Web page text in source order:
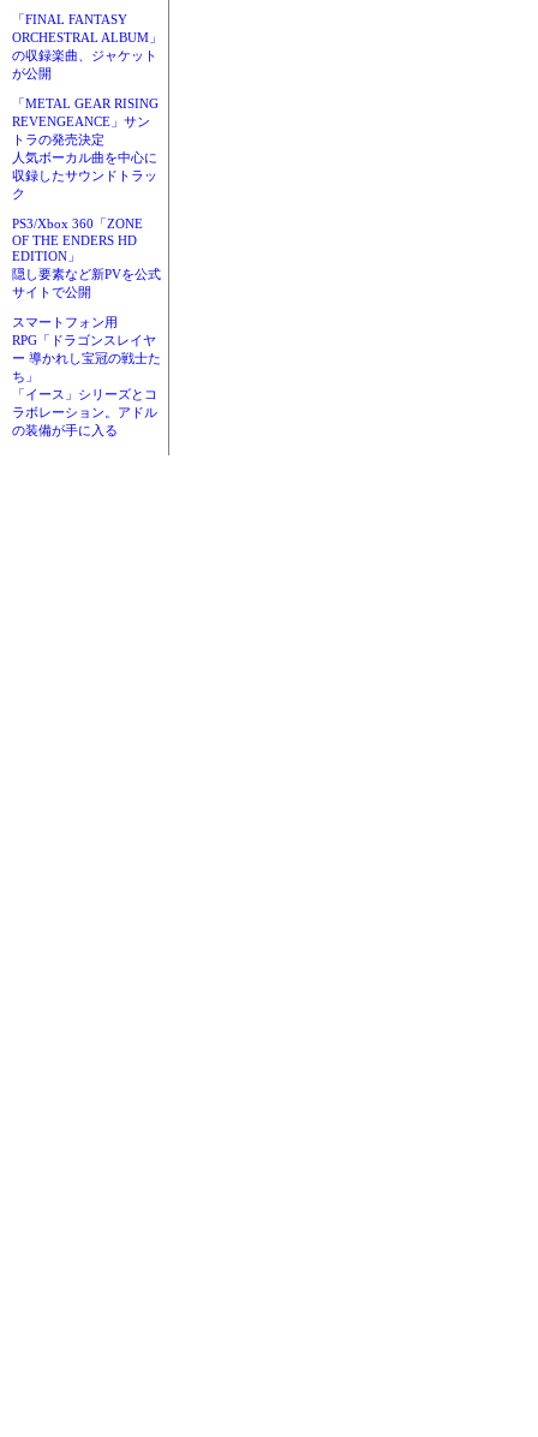
「FINAL FANTASY
ORCHESTRAL ALBUM」
の収録楽曲、ジャケット
が公開
「METAL GEAR RISING
REVENGEANCE」サン
トラの発売決定
人気ボーカル曲を中心に
収録したサウンドトラッ
ク
PS3/Xbox 360「ZONE
OF THE ENDERS HD
EDITION」
隠し要素など新PVを公式
サイトで公開
スマートフォン用
RPG「ドラゴンスレイヤ
ー 導かれし宝冠の戦士た
ち」
「イース」シリーズとコ
ラボレーション。アドル
の装備が手に入る